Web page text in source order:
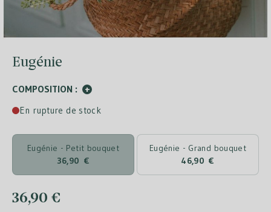
Eugénie
COMPOSITION : +
En rupture de stock
Eugénie - Petit bouquet
36,90 €
Eugénie - Grand bouquet
46,90 €
36,90 €